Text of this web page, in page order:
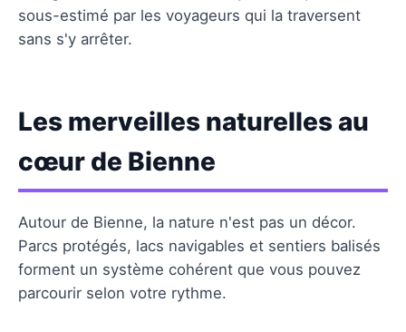
sous-estimé par les voyageurs qui la traversent
sans s'y arrêter.
Les merveilles naturelles au
cœur de Bienne
Autour de Bienne, la nature n'est pas un décor.
Parcs protégés, lacs navigables et sentiers balisés
forment un système cohérent que vous pouvez
parcourir selon votre rythme.